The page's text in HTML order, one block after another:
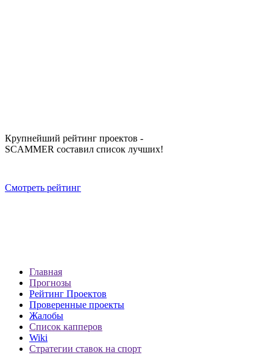
Крупнейший рейтинг проектов -
SCAMMER составил список лучших!
Смотреть рейтинг
Главная
Прогнозы
Рейтинг Проектов
Проверенные проекты
Жалобы
Список капперов
Wiki
Стратегии ставок на спорт